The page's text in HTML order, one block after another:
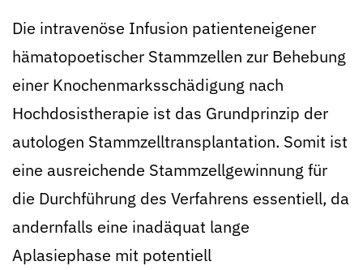
Die intravenöse Infusion patienteneigener
hämatopoetischer Stammzellen zur Behebung
einer Knochenmarksschädigung nach
Hochdosistherapie ist das Grundprinzip der
autologen Stammzelltransplantation. Somit ist
eine ausreichende Stammzellgewinnung für
die Durchführung des Verfahrens essentiell, da
andernfalls eine inadäquat lange
Aplasiephase mit potentiell